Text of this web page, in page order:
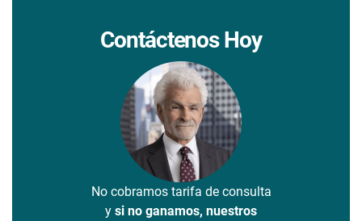
Contáctenos Hoy
No cobramos tarifa de consulta
y si no ganamos, nuestros